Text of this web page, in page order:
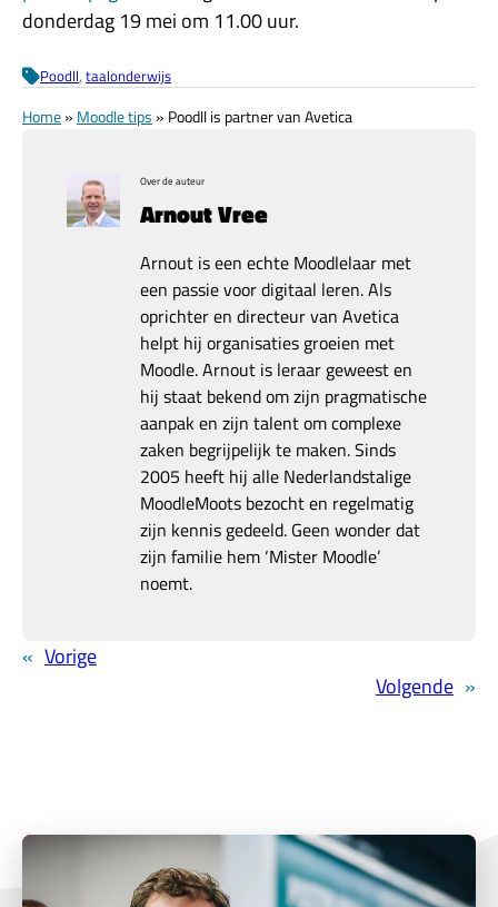
donderdag 19 mei om 11.00 uur.
Poodll, taalonderwijs
Home» Moodle tips » Poodll is partner van Avetica
Over de auteur
Arnout Vree
Arnout is een echte Moodlelaar met
een passie voor digitaal leren. Als
oprichter en directeur van Avetica
helpt hij organisaties groeien met
Moodle. Arnout is leraar geweest en
hij staat bekend om zijn pragmatische
aanpak en zijn talent om complexe
zaken begrijpelijk te maken. Sinds
2005 heeft hij alle Nederlandstalige
MoodleMoots bezocht en regelmatig
zijn kennis gedeeld. Geen wonder dat
zijn familie hem ‘Mister Moodle’
noemt.
« Vorige
Volgende »